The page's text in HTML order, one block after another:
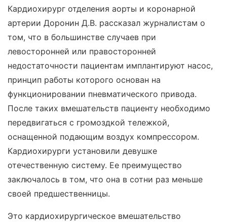
Кардиохирург отделения аорты и коронарной
артерии Доронин Д.В. рассказал журналистам о
том, что в большинстве случаев при
левосторонней или правосторонней
недостаточности пациентам имплантируют насос,
принцип работы которого основан на
функционировании пневматического привода.
После таких вмешательств пациенту необходимо
передвигаться с громоздкой тележкой,
оснащенной подающим воздух компрессором.
Кардиохирурги установили девушке
отечественную систему. Ее преимущество
заключалось в том, что она в сотни раз меньше
своей предшественницы.
Это кардиохирургическое вмешательство